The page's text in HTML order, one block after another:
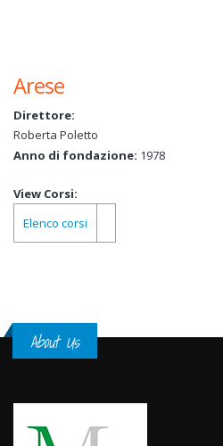
Arese
Direttore:
Roberta Poletto
Anno di fondazione: 1978
View Corsi:
Elenco corsi
About Us